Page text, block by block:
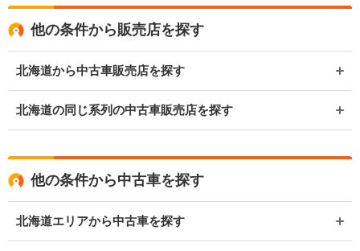
他の条件から販売店を探す
北海道から中古車販売店を探す
北海道の同じ系列の中古車販売店を探す
他の条件から中古車を探す
北海道エリアから中古車を探す